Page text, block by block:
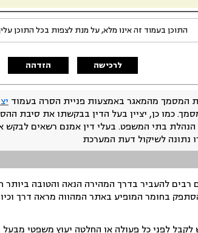
התוכן בעמוד זה אינו מלא, על מנת לצפות בכל התוכן
לרכישה הזדהה
המסמך מהמאגר באמצעות פניית הסרה בעמוד
כמו כן, יציין בעל הדין בבקשתו את סיבת
הנהלת בתי המשפט. בעלי דין אמנם רשאים
נתונה לשיקול דעת המערכת
להעביר בדרך המהירה הנאה והטובה ביותר
בחומר המופיע באתר המהווה מראה דרך
לפני כל פעולה או החלטה יעוץ משפטי מבעל